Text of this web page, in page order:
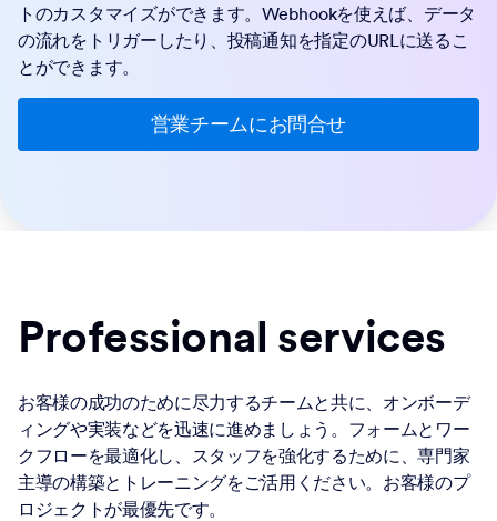
トのカスタマイズができます。Webhookを使えば、データ
の流れをトリガーしたり、投稿通知を指定のURLに送るこ
とができます。
営業チームにお問合せ
Professional services
お客様の成功のために尽力するチームと共に、オンボーデ
ィングや実装などを迅速に進めましょう。フォームとワー
クフローを最適化し、スタッフを強化するために、専門家
主導の構築とトレーニングをご活用ください。お客様のプ
ロジェクトが最優先です。